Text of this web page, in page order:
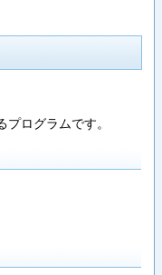
ログラムです。